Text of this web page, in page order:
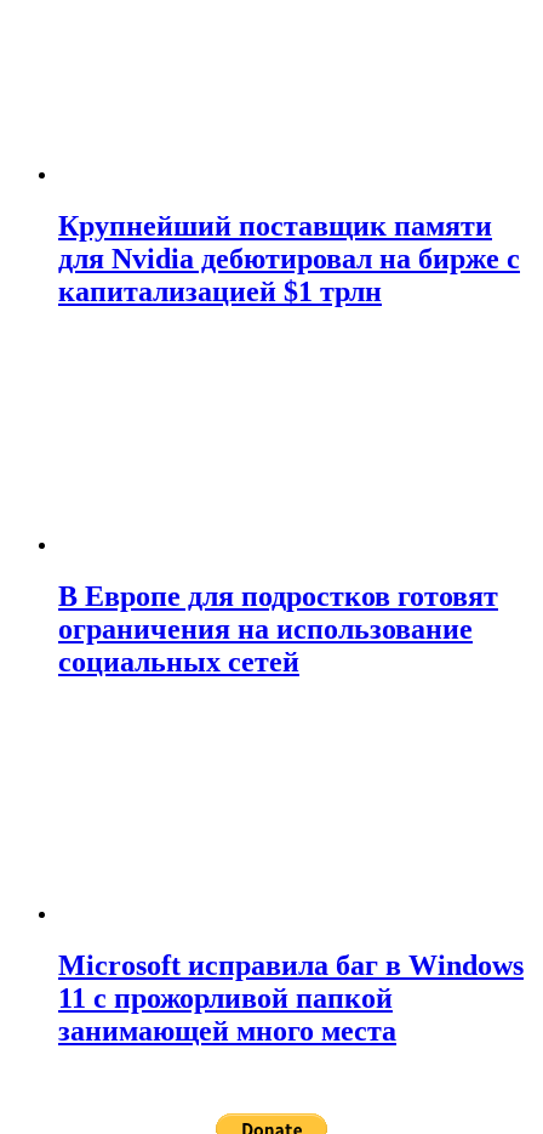
Крупнейший поставщик памяти
для Nvidia дебютировал на бирже с
капитализацией $1 трлн
В Европе для подростков готовят
ограничения на использование
социальных сетей
Microsoft исправила баг в Windows
11 с прожорливой папкой
занимающей много места